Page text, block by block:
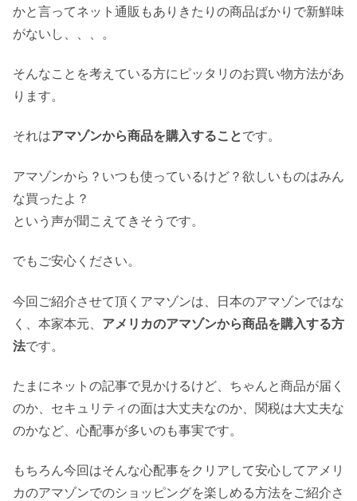
かと言ってネット通販もありきたりの商品ばかりで新鮮味
がないし、、、。
そんなことを考えている方にピッタリのお買い物方法があ
ります。
それはアマゾンから商品を購入することです。
アマゾンから？いつも使っているけど？欲しいものはみん
な買ったよ？
という声が聞こえてきそうです。
でもご安心ください。
今回ご紹介させて頂くアマゾンは、日本のアマゾンではな
く、本家本元、 アメリカのアマゾンから商品を購入する方
法です。
たまにネットの記事で見かけるけど、ちゃんと商品が届く
のか、セキュリティの面は大丈夫なのか、関税は大丈夫な
のかなど、心配事が多いのも事実です。
もちろん今回はそんな心配事をクリアして安心してアメリ
カのアマゾンでのショッピングを楽しめる方法をご紹介さ